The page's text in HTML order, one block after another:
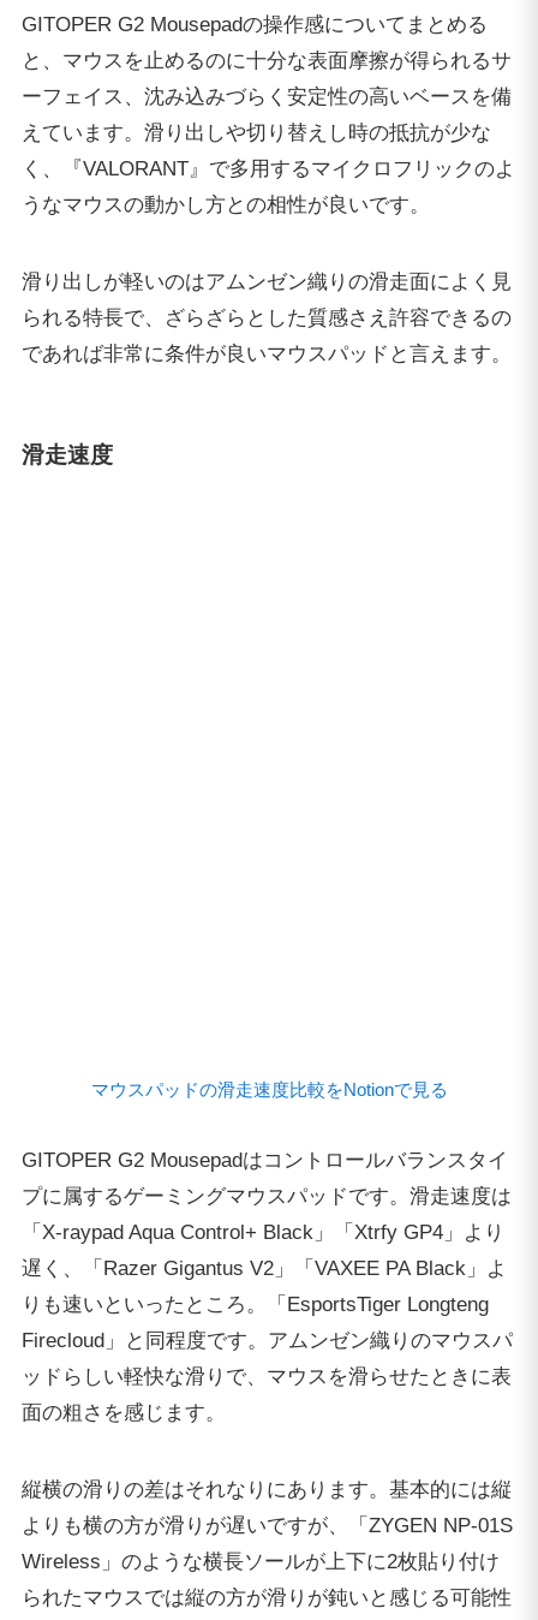
GITOPER G2 Mousepadの操作感についてまとめる
と、マウスを止めるのに十分な表面摩擦が得られるサ
ーフェイス、沈み込みづらく安定性の高いベースを備
えています。滑り出しや切り替えし時の抵抗が少な
く、『VALORANT』で多用するマイクロフリックのよ
うなマウスの動かし方との相性が良いです。
滑り出しが軽いのはアムンゼン織りの滑走面によく見
られる特長で、ざらざらとした質感さえ許容できるの
であれば非常に条件が良いマウスパッドと言えます。
滑走速度
マウスパッドの滑走速度比較をNotionで見る
GITOPER G2 Mousepadはコントロールバランスタイ
プに属するゲーミングマウスパッドです。滑走速度は
「X-raypad Aqua Control+ Black」「Xtrfy GP4」より
遅く、「Razer Gigantus V2」「VAXEE PA Black」よ
りも速いといったところ。「EsportsTiger Longteng
Firecloud」と同程度です。アムンゼン織りのマウスパ
ッドらしい軽快な滑りで、マウスを滑らせたときに表
面の粗さを感じます。
縦横の滑りの差はそれなりにあります。基本的には縦
よりも横の方が滑りが遅いですが、「ZYGEN NP-01S
Wireless」のような横長ソールが上下に2枚貼り付け
られたマウスでは縦の方が滑りが鈍いと感じる可能性